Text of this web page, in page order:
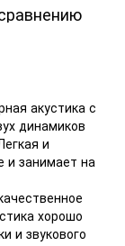
акустика с
динамиков
и
и занимает на
хорошо
и звукового